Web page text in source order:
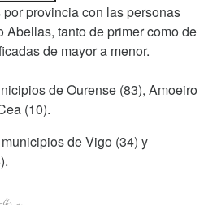
provincia con las personas
tanto de primer como de
de mayor a menor.
de Ourense (83), Amoeiro
(10).
de Vigo (34) y